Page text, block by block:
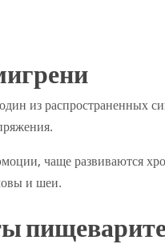
из распространенных
чаще развиваются
и шеи.